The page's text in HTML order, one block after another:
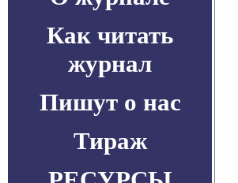
Как читать
журнал
Пишут о нас
Тираж